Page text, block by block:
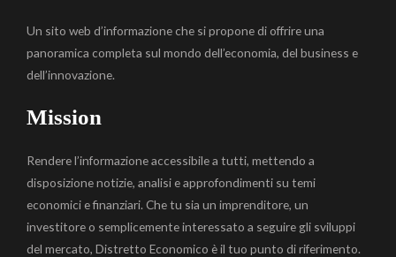
Un sito web d’informazione che si propone di offrire una
panoramica completa sul mondo dell’economia, del business e
dell’innovazione.
Mission
Rendere l’informazione accessibile a tutti, mettendo a
disposizione notizie, analisi e approfondimenti su temi
economici e finanziari. Che tu sia un imprenditore, un
investitore o semplicemente interessato a seguire gli sviluppi
del mercato, Distretto Economico è il tuo punto di riferimento.